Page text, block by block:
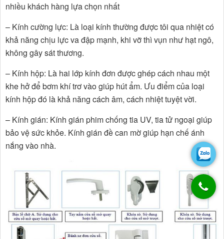
nhiều khách hàng lựa chọn nhất
– Kính cường lực: Là loại kính thường được tôi qua nhiệt có
khả năng chịu lực va đập mạnh, khi vỡ thì vụn như hạt ngô,
không gây sát thương.
– Kính hộp: Là hai lớp kính đơn được ghép cách nhau một
khe hở để bơm khí trơ vào giúp hút ẩm. Ưu điểm của loại
kính hộp đó là khả năng cách âm, cách nhiệt tuyệt vời.
– Kính gián: Kính gián phim chống tia UV, tia tử ngoại giúp
bảo vệ sức khỏe. Kính gián đề can mờ giúp hạn chế ánh
nắng vào nhà.